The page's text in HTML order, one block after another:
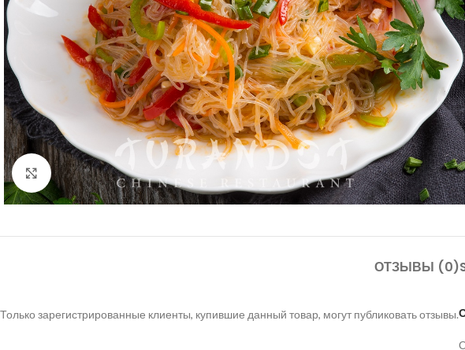
Нажмите, чтобы увеличить
ОТЗЫВЫ (0)
Только зарегистрированные клиенты, купившие данный товар, могут публиковать отзывы.